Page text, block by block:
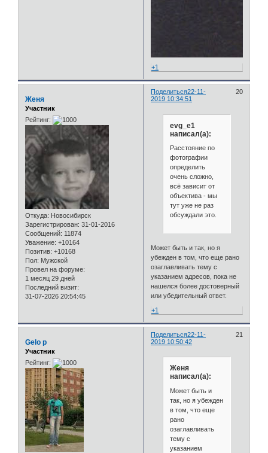
+1
Поделиться 20
22-11-
2019 10:34:51
Женя
Участник
Рейтинг:
Откуда: Новосибирск
Зарегистрирован: 31-01-2016
Сообщений: 11874
Уважение: +10164
Позитив: +10168
Пол: Мужской
Провел на форуме:
1 месяц 29 дней
Последний визит:
31-07-2026 20:54:45
evg_e1
написал(а):
Расстояние по
фотографии
определить
очень сложно,
всё зависит от
объектива - мы
тут уже не раз
обсуждали это.
Может быть и так, но я
убежден в том, что еще рано
озаглавливать тему с
указанием адресов, пока не
нашелся более достоверный
или убедительный ответ.
+1
Поделиться 21
22-11-
2019 10:50:42
Gelo p
Участник
Рейтинг:
Женя
написал(а):
Может быть и
так, но я убежден
в том, что еще
рано
озаглавливать
тему с
указанием